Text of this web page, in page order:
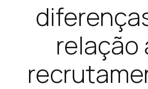
relação